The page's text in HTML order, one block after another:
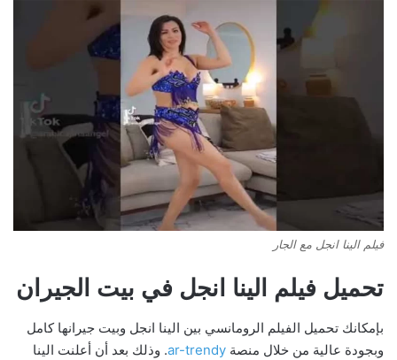
فيلم الينا انجل مع الجار
تحميل فيلم الينا انجل في بيت الجيران
بإمكانك تحميل الفيلم الرومانسي بين الينا انجل وبيت جيرانها كامل
وبجودة عالية من خلال منصة ar-trendy. وذلك بعد أن أعلنت الينا